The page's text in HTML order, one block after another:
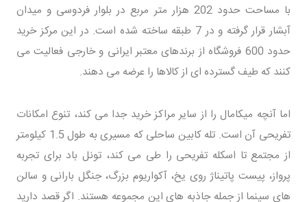
با مساحت حدود 202 هزار متر مربع در بلوار فردوسی و میدان
آبشار قرار گرفته و در 7 طبقه ساخته شده است. در این مرکز خرید
حدود 600 فروشگاه از برندهای معتبر ایرانی و خارجی فعالیت می
کنند که طیف گسترده ای از کالاها را عرضه می دهند.
اما آنچه میکامال را از سایر مراکز خرید جدا می کند، تنوع امکانات
تفریحی آن است. تله کابین ساحلی که مسیری به طول 1.5 کیلومتر
از مجتمع تا اسکله تفریحی را طی می کند، تونل باد برای تجربه
پرواز، پیست پاتیناژ روی یخ، آکواریوم بزرگ، جنگل بارانی و سالن
های سینما از جمله جاذبه های این مجموعه هستند. اگر قصد دارید